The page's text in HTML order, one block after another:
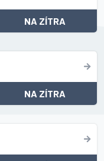
NA ZÍTRA
NA ZÍTRA